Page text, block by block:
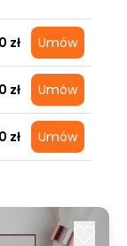
zł Umów
zł Umów
zł Umów